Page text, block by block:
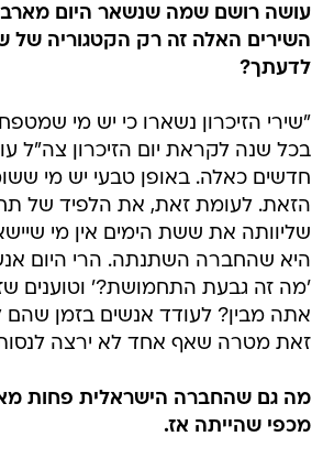
עושה רושם שמה שנשאר היום
השירים האלה זה רק הקטגוריה של
לדעתך?
"שירי הזיכרון נשארו כי יש מי
בכל שנה לקראת יום הזיכרון צה"ל
חדשים כאלה. באופן טבעי יש מי
הזאת. לעומת זאת, את הלפיד של
שליוותה את ששת הימים אין מי
היא שהחברה השתנתה. הרי היום
'מה זה גבעת התחמושת?' וטוענים
אתה מבין? לעודד אנשים בזמן שהם
זאת מטרה שאף אחד לא ירצה לנסות
מה גם שהחברה הישראלית פחות
מכפי שהייתה אז.